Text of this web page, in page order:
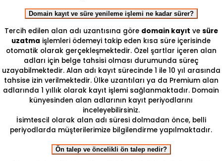
Domain kayıt ve süre yenileme işlemi ne kadar sürer?
Tercih edilen alan adı uzantısına göre domain kayıt ve süre
uzatma işlemleri ödemeyi takip eden kısa süre içerisinde
otomatik olarak gerçekleşmektedir. Özel şartlar içeren alan
adları için belge tahsisi olması durumunda süreç
uzayabilmektedir. Alan adı kayıt sürecinde 1 ile 10 yıl arasında
tahsise izin verilmektedir. Ülke uzantıları ya da Premium alan
adlarında 1 yıllık olarak kayıt işlemi sağlanmaktadır. Domain
künyesinden alan adlarının kayıt periyodlarını
inceleyebilirsiniz.
İsimtescil olarak alan adı süresi dolmadan önce, belli
periyodlarda müşterilerimize bilgilendirme yapılmaktadır.
Ön talep ve öncelikli ön talep nedir?